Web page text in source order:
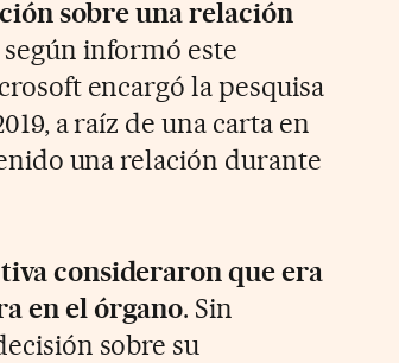
sobre una relación
según informó este
encargó la pesquisa
a raíz de una carta en
una relación durante
consideraron que era
en el órgano. Sin
sobre su